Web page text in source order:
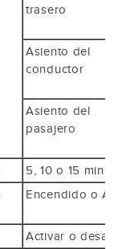
trasero
Asiento del
conductor
Asiento del
pasajero
5, 10 o 15
Encendido o
Activar o